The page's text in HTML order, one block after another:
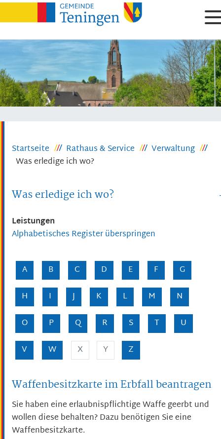
Startseite Rathaus & Service
Verwaltung
Was erledige ich wo?
Was erledige ich wo?
Leistungen
Alphabetisches Register überspringen
A B C D E F
G
H
I J K L M
N
O
P Q R S T
U
V
W X Y Z
Waffenbesitzkarte im Erbfall beantragen
Sie haben eine erlaubnispflichtige Waffe geerbt und
wollen diese behalten? Dazu benötigen Sie eine
Waffenbesitzkarte.